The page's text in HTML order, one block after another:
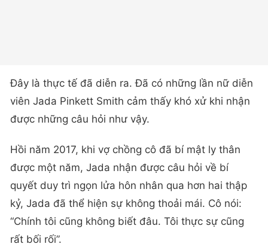
Đây là thực tế đã diễn ra. Đã có những lần nữ diễn
viên Jada Pinkett Smith cảm thấy khó xử khi nhận
được những câu hỏi như vậy.
Hồi năm 2017, khi vợ chồng cô đã bí mật ly thân
được một năm, Jada nhận được câu hỏi về bí
quyết duy trì ngọn lửa hôn nhân qua hơn hai thập
kỷ, Jada đã thể hiện sự không thoải mái. Cô nói:
“Chính tôi cũng không biết đâu. Tôi thực sự cũng
rất bối rối”.